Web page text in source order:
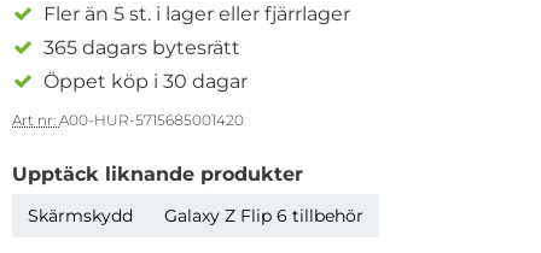
Fler än 5 st. i lager eller fjärrlager
365 dagars bytesrätt
Öppet köp i 30 dagar
Art nr: A00-HUR-5715685001420
Upptäck liknande produkter
Skärmskydd Galaxy Z Flip 6 tillbehör